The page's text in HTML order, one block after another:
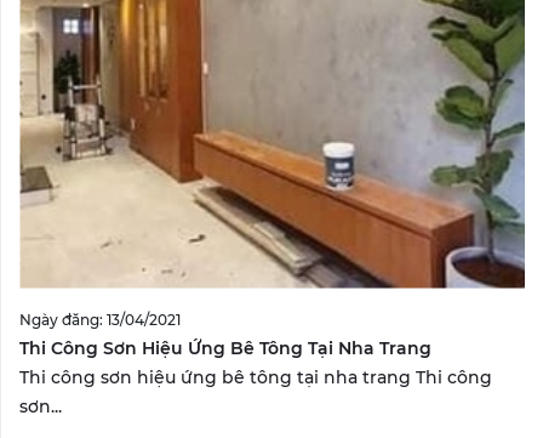
Ngày đăng: 13/04/2021
Thi Công Sơn Hiệu Ứng Bê Tông Tại Nha Trang
Thi công sơn hiệu ứng bê tông tại nha trang Thi công
sơn...